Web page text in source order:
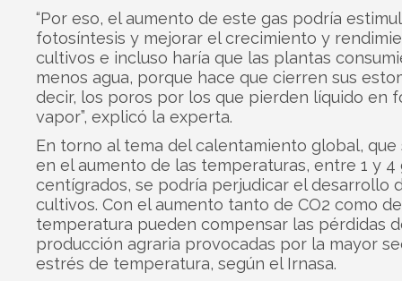
“Por eso, el aumento de este gas podría
fotosíntesis y mejorar el crecimiento y
cultivos e incluso haría que las plantas
menos agua, porque hace que cierren sus
decir, los poros por los que pierden líquido en
vapor”, explicó la experta.
En torno al tema del calentamiento global, que
en el aumento de las temperaturas, entre 1 y 4
centígrados, se podría perjudicar el desarrollo
cultivos. Con el aumento tanto de CO2 como
temperatura pueden compensar las pérdidas
producción agraria provocadas por la mayor
estrés de temperatura, según el Irnasa.